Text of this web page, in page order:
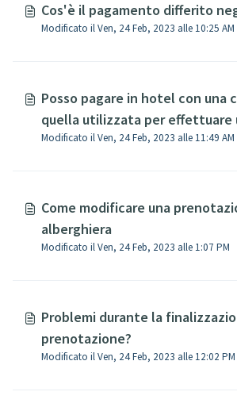
Cos'è il pagamento differito
Modificato il Ven, 24 Feb, 2023 alle 10:25 AM
Posso pagare in hotel con una
quella utilizzata per effettuare
prenotazione a pagamento in
Modificato il Ven, 24 Feb, 2023 alle 11:49 AM
Come modificare una
alberghiera
Modificato il Ven, 24 Feb, 2023 alle 1:07 PM
Problemi durante la
prenotazione?
Modificato il Ven, 24 Feb, 2023 alle 12:02 PM